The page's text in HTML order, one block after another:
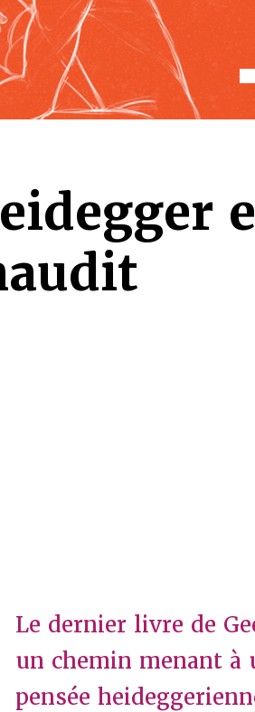
Le dernier livre de
un chemin menant à
pensée